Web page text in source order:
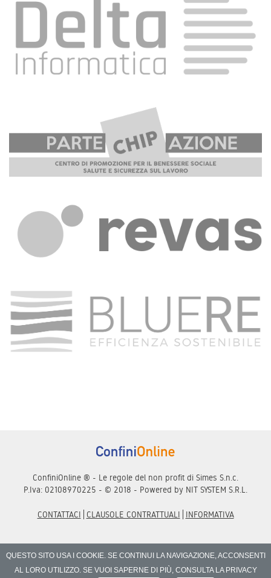
ConfiniOnline ® - Le regole del non profit di Simes S.n.c.
P.Iva: 02108970225 - © 2018 - Powered by NIT SYSTEM S.R.L.
CONTATTACI CLAUSOLE CONTRATTUALI INFORMATIVA
QUESTO SITO USA I COOKIE. SE CONTINUI LA NAVIGAZIONE, ACCONSENTI
AL LORO UTILIZZO. SE VUOI SAPERNE DI PIÙ, CONSULTA LA PRIVACY